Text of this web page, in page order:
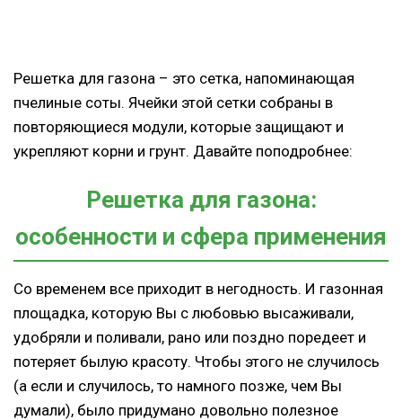
Решетка для газона – это сетка, напоминающая
пчелиные соты. Ячейки этой сетки собраны в
повторяющиеся модули, которые защищают и
укрепляют корни и грунт. Давайте поподробнее:
Решетка для газона:
особенности и сфера применения
Со временем все приходит в негодность. И газонная
площадка, которую Вы с любовью высаживали,
удобряли и поливали, рано или поздно поредеет и
потеряет былую красоту. Чтобы этого не случилось
(а если и случилось, то намного позже, чем Вы
думали), было придумано довольно полезное